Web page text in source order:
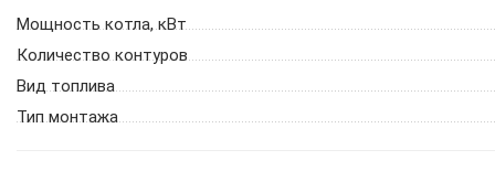
Мощность котла, кВт
Количество контуров
Вид топлива
Тип монтажа